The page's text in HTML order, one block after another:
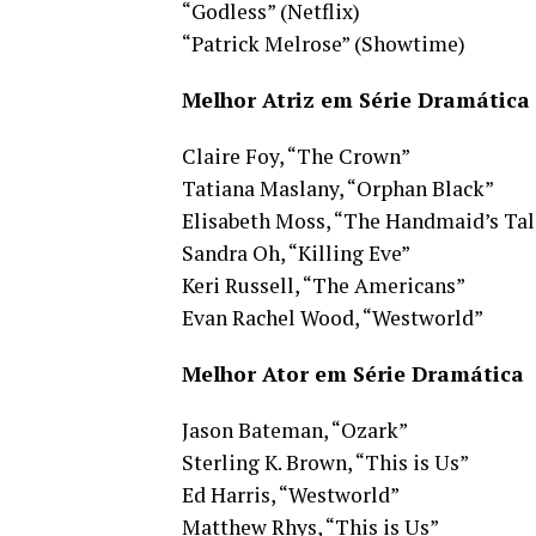
“Godless” (Netflix)
“Patrick Melrose” (Showtime)
Melhor Atriz em Série Dramática
Claire Foy, “The Crown”
Tatiana Maslany, “Orphan Black”
Elisabeth Moss, “The Handmaid’s
Sandra Oh, “Killing Eve”
Keri Russell, “The Americans”
Evan Rachel Wood, “Westworld”
Melhor Ator em Série Dramática
Jason Bateman, “Ozark”
Sterling K. Brown, “This is Us”
Ed Harris, “Westworld”
Matthew Rhys, “This is Us”